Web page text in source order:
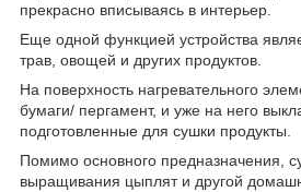
прекрасно вписываясь в интерьер.
Еще одной функцией устройства
трав, овощей и других продуктов.
На поверхность нагревательного
бумаги/ пергамент, и уже на него
подготовленные для сушки продукты.
Помимо основного предназначения,
выращивания цыплят и другой